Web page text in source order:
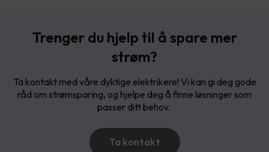
Trenger du hjelp til å spare mer
strøm?
Ta kontakt med våre dyktige elektrikere! Vi kan gi deg gode
råd om strømsparing, og hjelpe deg å finne løsninger som
passer ditt behov.
Ta kontakt